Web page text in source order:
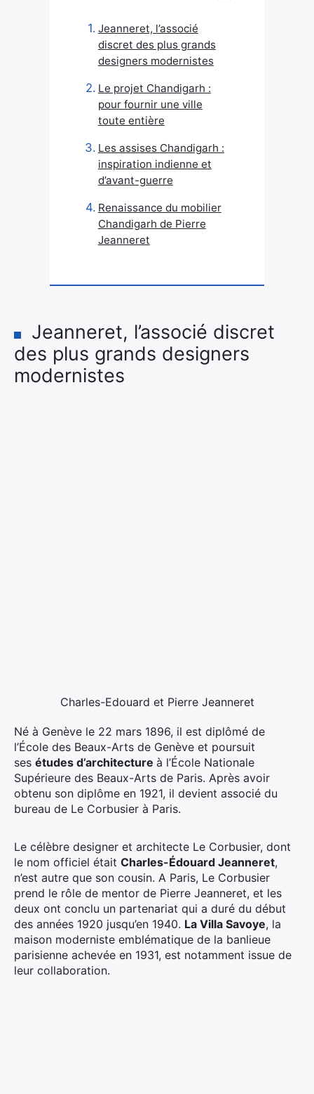
Jeanneret, l’associé
discret des plus grands
designers modernistes
Le projet Chandigarh :
pour fournir une ville
toute entière
Les assises Chandigarh :
inspiration indienne et
d’avant-guerre
Renaissance du mobilier
Chandigarh de Pierre
Jeanneret
Jeanneret, l’associé discret
des plus grands designers
modernistes
Charles-Edouard et Pierre Jeanneret
Né à Genève le 22 mars 1896, il est diplômé de
l’École des Beaux-Arts de Genève et poursuit
ses études d’architecture à l’École Nationale
Supérieure des Beaux-Arts de Paris. Après avoir
obtenu son diplôme en 1921, il devient associé du
bureau de Le Corbusier à Paris.
Le célèbre designer et architecte Le Corbusier, dont
le nom officiel était Charles-Édouard Jeanneret,
n’est autre que son cousin. A Paris, Le Corbusier
prend le rôle de mentor de Pierre Jeanneret, et les
deux ont conclu un partenariat qui a duré du début
des années 1920 jusqu’en 1940. La Villa Savoye, la
maison moderniste emblématique de la banlieue
parisienne achevée en 1931, est notamment issue de
leur collaboration.